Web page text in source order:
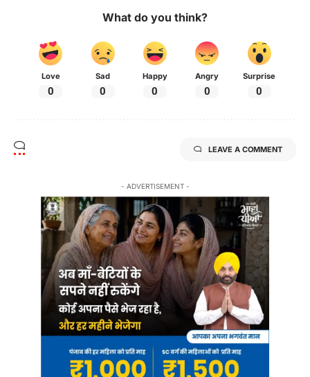
What do you think?
Love
0
Sad
0
Happy
0
Angry
0
Surprise
0
LEAVE A COMMENT
- ADVERTISEMENT -